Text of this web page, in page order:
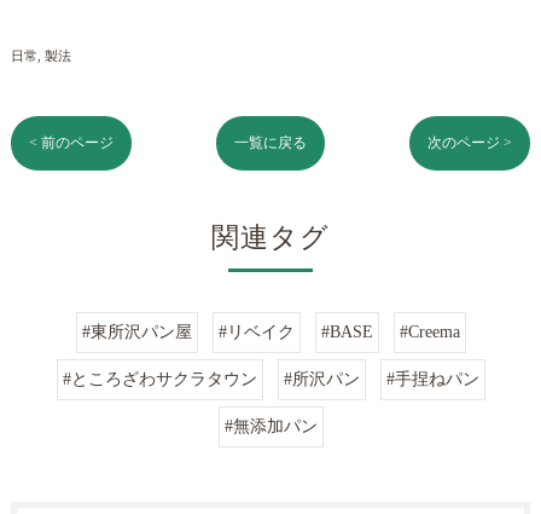
日常 製法
< 前のページ 一覧に戻る 次のページ >
関連タグ
#東所沢パン屋 #リベイク #BASE #Creema
#ところざわサクラタウン #所沢パン #手捏ねパン
#無添加パン